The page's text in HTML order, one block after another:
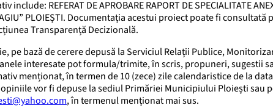
REFERAT DE APROBARE RAPORT DE SPECIALITATE
PLOIEȘTI. Documentația acestui proiect poate fi consultată
Transparență Decizională.
pe bază de cerere depusă la Serviciul Relații Publice,
interesate pot formula/trimite, în scris, propuneri, sugestii
menționat, în termen de 10 (zece) zile calendaristice de la
vor fi depuse la sediul Primăriei Municipiului Ploiești sau
, în termenul menționat mai sus.